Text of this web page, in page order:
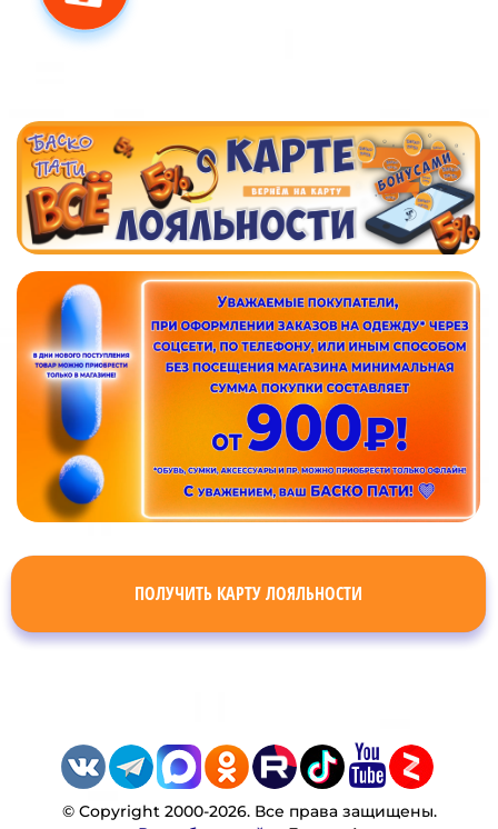
ПОЛУЧИТЬ КАРТУ ЛОЯЛЬНОСТИ
© Copyright 2000-2026. Все права защищены.